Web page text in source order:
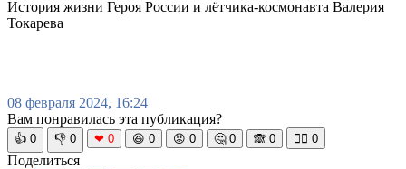
История жизни Героя России и лётчика-космонавта Валерия
Токарева
08 февраля 2024, 16:24
Вам понравилась эта публикация?
👍 0 👎 0 ❤ 0 😆 0 😡 0 🤔 0 🙈 0 🧘‍♀️ 0
Поделиться